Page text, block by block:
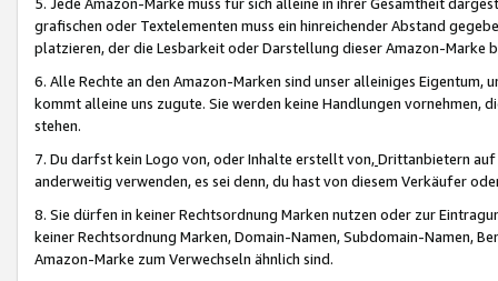
grafischen oder Textelementen muss ein hinreichender Abstand
platzieren, der die Lesbarkeit oder Darstellung dieser Amazon-Marke
6. Alle Rechte an den Amazon-Marken sind unser alleiniges
kommt alleine uns zugute. Sie werden keine Handlungen vornehmen,
stehen.
7. Du darfst kein Logo von, oder Inhalte erstellt von,Drittanbietern auf
anderweitig verwenden, es sei denn, du hast von diesem Verkäufer
8. Sie dürfen in keiner Rechtsordnung Marken nutzen oder zur
keiner Rechtsordnung Marken, Domain-Namen, Subdomain-Namen,
Amazon-Marke zum Verwechseln ähnlich sind.